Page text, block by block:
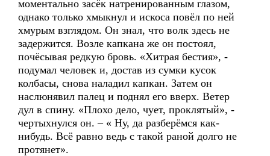
моментально засёк натренированным глазом,
однако только хмыкнул и искоса повёл по ней
хмурым взглядом. Он знал, что волк здесь не
задержится. Возле капкана же он постоял,
почёсывая редкую бровь. «Хитрая бестия», -
подумал человек и, достав из сумки кусок
колбасы, снова наладил капкан. Затем он
наслюнявил палец и поднял его вверх. Ветер
дул в спину. «Плохо дело, чует, проклятый», -
чертыхнулся он. – « Ну, да разберёмся как-
нибудь. Всё равно ведь с такой раной долго не
протянет».